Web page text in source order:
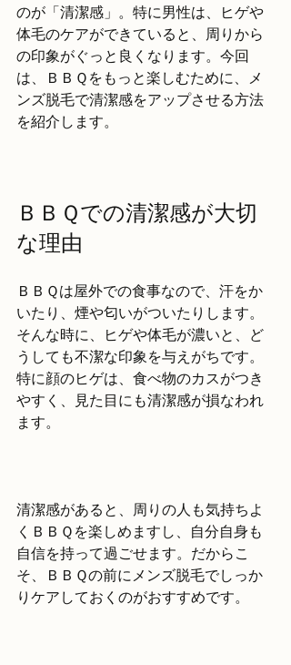
のが「清潔感」。特に男性は、ヒゲや
体毛のケアができていると、周りから
の印象がぐっと良くなります。今回
は、ＢＢＱをもっと楽しむために、メ
ンズ脱毛で清潔感をアップさせる方法
を紹介します。
ＢＢＱでの清潔感が大切
な理由
ＢＢＱは屋外での食事なので、汗をか
いたり、煙や匂いがついたりします。
そんな時に、ヒゲや体毛が濃いと、ど
うしても不潔な印象を与えがちです。
特に顔のヒゲは、食べ物のカスがつき
やすく、見た目にも清潔感が損なわれ
ます。
清潔感があると、周りの人も気持ちよ
くＢＢＱを楽しめますし、自分自身も
自信を持って過ごせます。だからこ
そ、ＢＢＱの前にメンズ脱毛でしっか
りケアしておくのがおすすめです。